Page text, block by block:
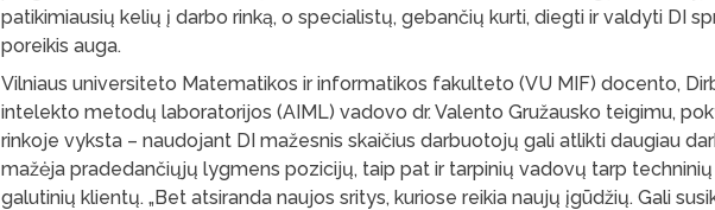
patikimiausių kelių į darbo rinką, o specialistų, gebančių kurti, diegti ir valdyti DI
poreikis auga.
Vilniaus universiteto Matematikos ir informatikos fakulteto (VU MIF) docento,
intelekto metodų laboratorijos (AIML) vadovo dr. Valento Gružausko teigimu,
rinkoje vyksta – naudojant DI mažesnis skaičius darbuotojų gali atlikti daugiau
mažėja pradedančiųjų lygmens pozicijų, taip pat ir tarpinių vadovų tarp
galutinių klientų. „Bet atsiranda naujos sritys, kuriose reikia naujų įgūdžių. Gali